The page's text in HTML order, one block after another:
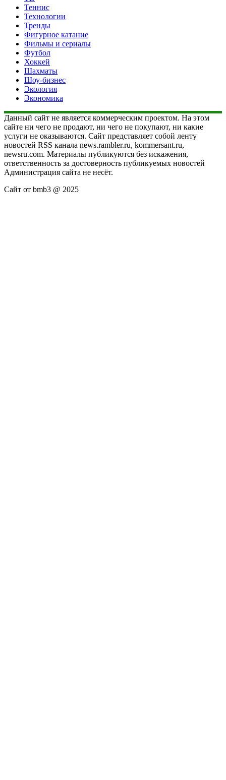
Теннис
Технологии
Тренды
Фигурное катание
Фильмы и сериалы
Футбол
Хоккей
Шахматы
Шоу-бизнес
Экология
Экономика
Данный сайт не является коммерческим проектом. На этом
сайте ни чего не продают, ни чего не покупают, ни какие
услуги не оказываются. Сайт представляет собой ленту
новостей RSS канала news.rambler.ru, kommersant.ru,
newsru.com. Материалы публикуются без искажения,
ответственность за достоверность публикуемых новостей
Администрация сайта не несёт.
Сайт от bmb3 @ 2025